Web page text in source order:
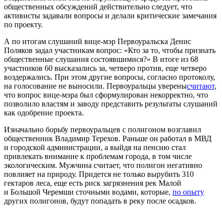
общественных обсуждений действительно следует, что
активисты задавали вопросы и делали критические замечания
по проекту.
А по итогам слушаний вице-мэр Первоуральска Денис
Поляков задал участникам вопрос: «Кто за то, чтобы признать
общественные слушания состоявшимися?» В итоге из 68
участников 60 высказались за, четверо против, еще четверо
воздержались. При этом другие вопросы, согласно протоколу,
на голосование не выносили. Первоуральцы уверенысчитают,
что вопрос вице-мэра был сформулирован некорректно, что
позволило властям и заводу представить результаты слушаний
как одобрение проекта.
Изначально борьбу первоуральцев с полигоном возглавил
общественник Владимир Терехов. Раньше он работал в МВД
и городской администрации, а выйдя на пенсию стал
привлекать внимание к проблемам города, в том числе
экологическим. Мужчина считает, что полигон негативно
повлияет на природу. Придется не только вырубить 310
гектаров леса, еще есть риск загрязнения рек Малой
и Большой Черемши сточными водами, которые, по опыту
других полигонов, будут попадать в реку после осадков.